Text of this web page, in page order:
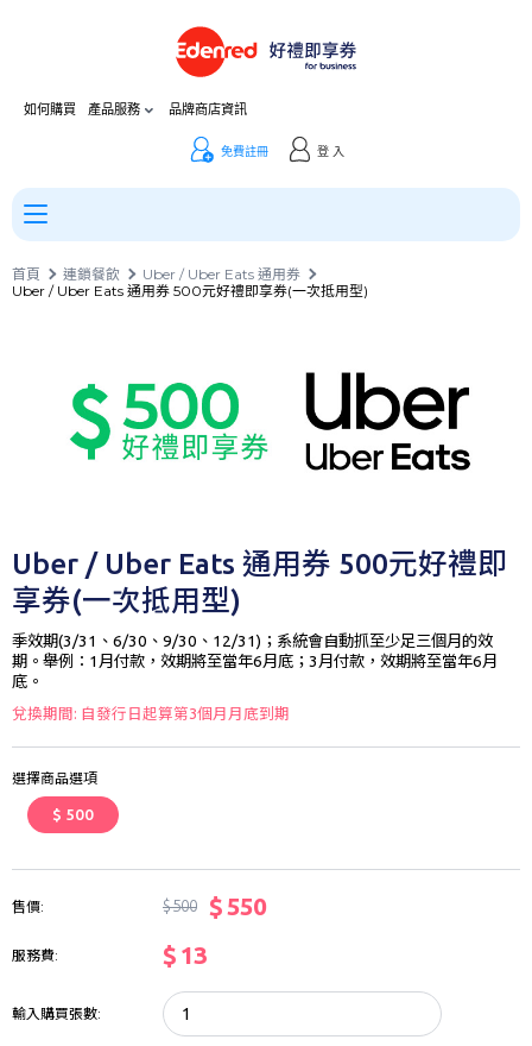
如何購買 產品服務 品牌商店資訊
免費註冊 登 入
首頁 連鎖餐飲
Uber / Uber Eats 通用券
Uber / Uber Eats 通用券 500元好禮即享券(一次抵用型)
Uber / Uber Eats 通用券 500元好禮即
享券(一次抵用型)
季效期(3/31、6/30、9/30、12/31)；系統會自動抓至少足三個月的效
期。舉例：1月付款，效期將至當年6月底；3月付款，效期將至當年6月
底。
兌換期間: 自發行日起算第3個月月底到期
選擇商品選項
$ 500
售價: $ 500 $ 550
服務費: $ 13
輸入購買張數: